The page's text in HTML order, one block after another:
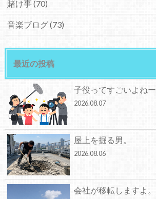
賭け事(70)
音楽ブログ(73)
最近の投稿
子役ってすごいよねー
2026.08.07
屋上を掘る男。
2026.08.06
会社が移転しますよ。